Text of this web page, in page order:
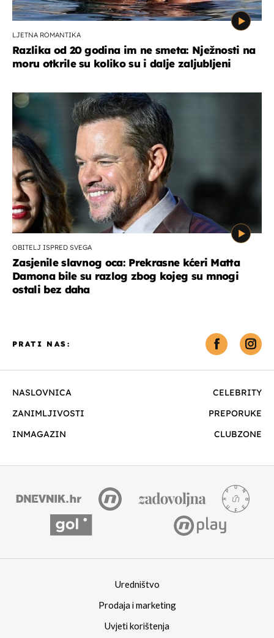
LJETNA ROMANTIKA
Razlika od 20 godina im ne smeta: Nježnosti na
moru otkrile su koliko su i dalje zaljubljeni
OBITELJ ISPRED SVEGA
Zasjenile slavnog oca: Prekrasne kćeri Matta
Damona bile su razlog zbog kojeg su mnogi
ostali bez daha
NASLOVNICA
CELEBRITY
ZANIMLJIVOSTI
PREPORUKE
INMAGAZIN
CLUBZONE
PRATI NAS:
Uredništvo
Prodaja i marketing
Uvjeti korištenja